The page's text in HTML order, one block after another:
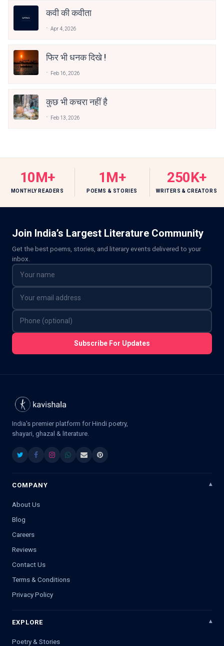
कवी की कवीता
Apr 4, 2026
फिर भी धनक दिखे !
Feb 16, 2026
कुछ भी कचरा नहीं है
Feb 13, 2026
10M+
MONTHLY READERS
1M+
POEMS & STORIES
250K+
WRITERS & CREATORS
Join India’s Largest Literature Community
Get the best poems, stories, and literary events delivered to your
inbox.
Subscribe For Updates
India's premier platform for Hindi poetry,
shayari, ghazal & literature.
COMPANY
About Us
Blog
Careers
Reviews
Contact Us
Terms & Conditions
Privacy Policy
EXPLORE
Poetry & Stories